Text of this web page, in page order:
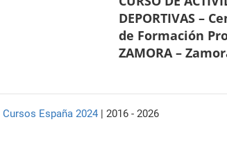
DEPORTIVAS –
de Formación
ZAMORA –
Cursos España 2024| 2016 - 2026